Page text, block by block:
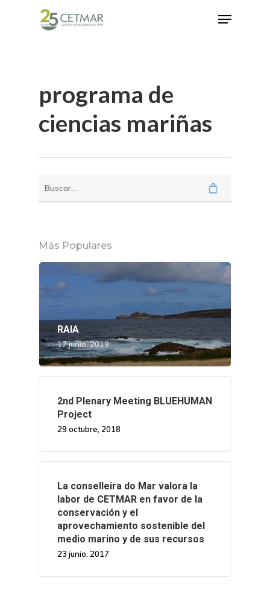
programa de
ciencias mariñas
Más Populares
RAIA
17 junio, 2019
2nd Plenary Meeting BLUEHUMAN
Project
29 octubre, 2018
La conselleira do Mar valora la
labor de CETMAR en favor de la
conservación y el
aprovechamiento sostenible del
medio marino y de sus recursos
23 junio, 2017
Nosotros
Organización
Patronato
Identidad Corporativa
Novedades
Actualidad
Proyectos